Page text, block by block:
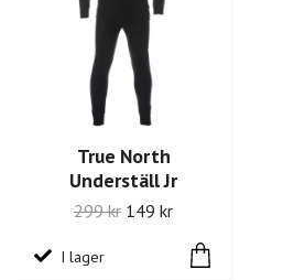
True North
Underställ Jr
299 kr 149 kr
I lager